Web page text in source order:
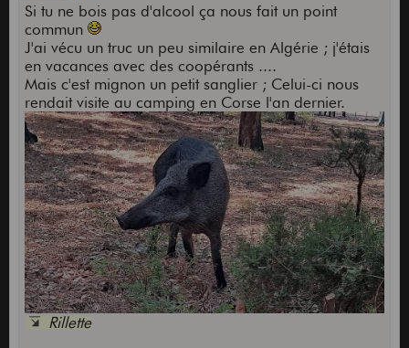
Si tu ne bois pas d'alcool ça nous fait un point
commun
J'ai vécu un truc un peu similaire en Algérie ; j'étais
en vacances avec des coopérants ....
Mais c'est mignon un petit sanglier ; Celui-ci nous
rendait visite au camping en Corse l'an dernier.
Rillette